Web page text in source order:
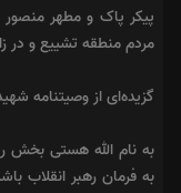
پیکر پاک و مطهر
مردم منطقه تشییع و در
گزیده‌ای از وصیتنامه
به نام الله هستی بخش
به فرمان رهبر انقلاب